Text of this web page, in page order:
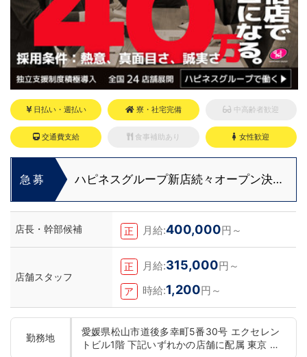
日払い・週払い 寮・社宅完備 中高齢者歓迎
交通費支給 食事補助あり 女性歓迎
急募
ハピネスグループ新店続々オープン決
店長・幹部候補 正 月給:400,000円～
店舗スタッフ
正 月給:315,000円～
ア 時給:1,200円～
勤務地
愛媛県松山市道後多幸町5番30号 エクセレン
トビル1階 下記いずれかの店舗に配属 東京 五